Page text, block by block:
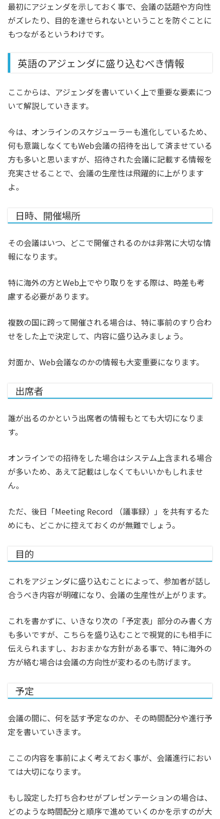
最初にアジェンダを示しておく事で、会議の話題や方向性
がズレたり、目的を達せられないということを防ぐことに
もつながるというわけです。
英語のアジェンダに盛り込むべき情報
ここからは、アジェンダを書いていく上で重要な要素につ
いて解説していきます。
今は、オンラインのスケジューラーも進化しているため、
何も意識しなくてもWeb会議の招待を出して済ませている
方も多いと思いますが、招待された会議に記載する情報を
充実させることで、会議の生産性は飛躍的に上がります
よ。
日時、開催場所
その会議はいつ、どこで開催されるのかは非常に大切な情
報になります。
特に海外の方とWeb上でやり取りをする際は、時差も考
慮する必要があります。
複数の国に跨って開催される場合は、特に事前のすり合わ
せをした上で決定して、内容に盛り込みましょう。
対面か、Web会議なのかの情報も大変重要になります。
出席者
誰が出るのかという出席者の情報もとても大切になりま
す。
オンラインでの招待をした場合はシステム上含まれる場合
が多いため、あえて記載はしなくてもいいかもしれませ
ん。
ただ、後日「Meeting Record （議事録）」を共有するた
めにも、どこかに控えておくのが無難でしょう。
目的
これをアジェンダに盛り込むことによって、参加者が話し
合うべき内容が明確になり、会議の生産性が上がります。
これを書かずに、いきなり次の「予定表」部分のみ書く方
も多いですが、こちらを盛り込むことで視覚的にも相手に
伝えられますし、おおまかな方針がある事で、特に海外の
方が絡む場合は会議の方向性が変わるのも防げます。
予定
会議の間に、何を話す予定なのか、その時間配分や進行予
定を書いていきます。
ここの内容を事前によく考えておく事が、会議進行におい
ては大切になります。
もし設定した打ち合わせがプレゼンテーションの場合は、
どのような時間配分と順序で進めていくのかを示すのが大